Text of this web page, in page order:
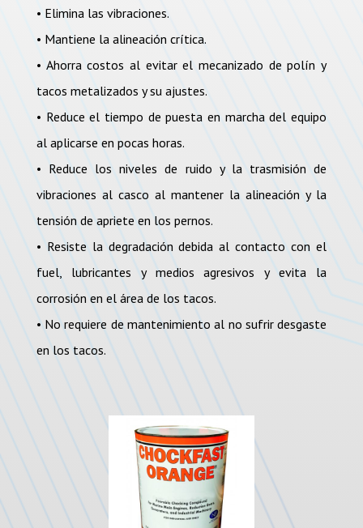
• Elimina las vibraciones.
• Mantiene la alineación crítica.
• Ahorra costos al evitar el mecanizado de polín y
tacos metalizados y su ajustes.
• Reduce el tiempo de puesta en marcha del equipo
al aplicarse en pocas horas.
• Reduce los niveles de ruido y la trasmisión de
vibraciones al casco al mantener la alineación y la
tensión de apriete en los pernos.
• Resiste la degradación debida al contacto con el
fuel, lubricantes y medios agresivos y evita la
corrosión en el área de los tacos.
• No requiere de mantenimiento al no sufrir desgaste
en los tacos.